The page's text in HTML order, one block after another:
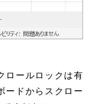
ロールロックは有
ードからスクロー